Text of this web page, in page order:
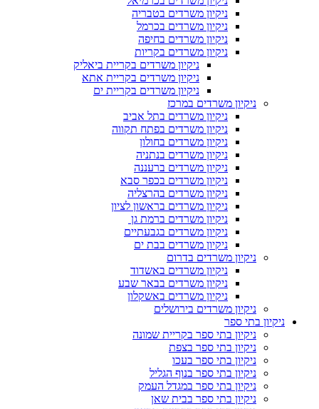
ניקיון משרדים בטבריה
ניקיון משרדים בכרמל
ניקיון משרדים בחיפה
ניקיון משרדים בקריות
ניקיון משרדים בקריית ביאליק
ניקיון משרדים בקריית אתא
ניקיון משרדים בקריית ים
ניקיון משרדים במרכז
ניקיון משרדים בתל אביב
ניקיון משרדים בפתח תקווה
ניקיון משרדים בחולון
ניקיון משרדים בנתניה
ניקיון משרדים ברעננה
ניקיון משרדים בכפר סבא
ניקיון משרדים בהרצליה
ניקיון משרדים בראשון לציון
ניקיון משרדים ברמת גן
ניקיון משרדים בגבעתיים
ניקיון משרדים בבת ים
ניקיון משרדים בדרום
ניקיון משרדים באשדוד
ניקיון משרדים בבאר שבע
ניקיון משרדים באשקלון
ניקיון משרדים בירושלים
ניקיון בתי ספר
ניקיון בתי ספר בקריית שמונה
ניקיון בתי ספר בצפת
ניקיון בתי ספר בעכו
ניקיון בתי ספר בנוף הגליל
ניקיון בתי ספר במגדל העמק
ניקיון בתי ספר בבית שאן